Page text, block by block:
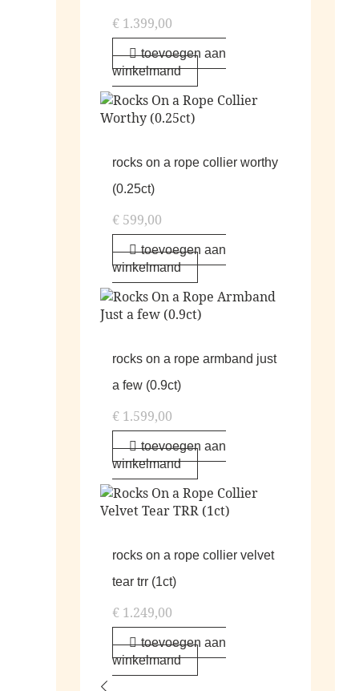
€ 1.399,00
toevoegen aan
winkelmand
rocks on a rope collier worthy
(0.25ct)
€ 599,00
toevoegen aan
winkelmand
rocks on a rope armband just
a few (0.9ct)
€ 1.599,00
toevoegen aan
winkelmand
rocks on a rope collier velvet
tear trr (1ct)
€ 1.249,00
toevoegen aan
winkelmand